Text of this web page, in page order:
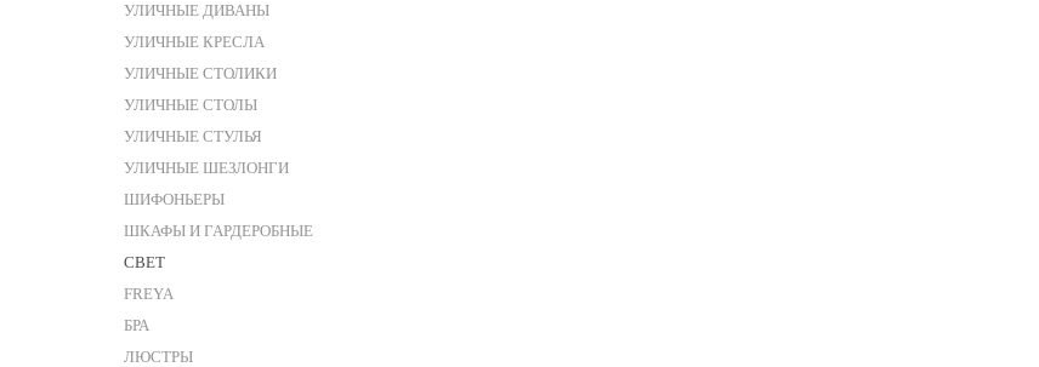
УЛИЧНЫЕ ДИВАНЫ
УЛИЧНЫЕ КРЕСЛА
УЛИЧНЫЕ СТОЛИКИ
УЛИЧНЫЕ СТОЛЫ
УЛИЧНЫЕ СТУЛЬЯ
УЛИЧНЫЕ ШЕЗЛОНГИ
ШИФОНЬЕРЫ
ШКАФЫ И ГАРДЕРОБНЫЕ
СВЕТ
FREYA
БРА
ЛЮСТРЫ